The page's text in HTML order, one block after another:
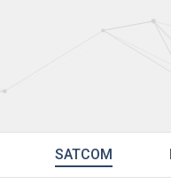
SATCOM